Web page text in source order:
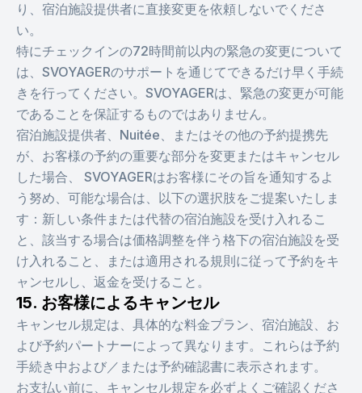
り、宿泊施設提供者に直接変更を依頼しないでくださ
い。
特にチェックインの72時間前以内の緊急の変更について
は、SVOYAGERのサポートを通じてできるだけ早く手続
きを行ってください。SVOYAGERは、緊急の変更が可能
であることを保証するものではありません。
宿泊施設提供者、Nuitée、またはその他の予約提携先
が、お客様の予約の重要な部分を変更またはキャンセル
した場合、 SVOYAGERはお客様にその旨を通知するよ
う努め、可能な場合は、以下の選択肢をご提案いたしま
す：新しい条件または代替の宿泊施設を受け入れるこ
と、該当する場合は価格調整を伴う格下の宿泊施設を受
け入れること、または適用される規則に従って予約をキ
ャンセルし、返金を受けること。
15. お客様によるキャンセル
キャンセル規定は、具体的な料金プラン、宿泊施設、お
よび予約パートナーによって異なります。これらは予約
手続き中および／または予約確認書に表示されます。
お支払い前に、キャンセル規定を必ずよくご確認くださ